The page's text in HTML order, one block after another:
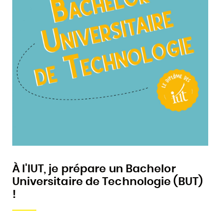
À l'IUT, je prépare un Bachelor
Universitaire de Technologie (BUT)
!